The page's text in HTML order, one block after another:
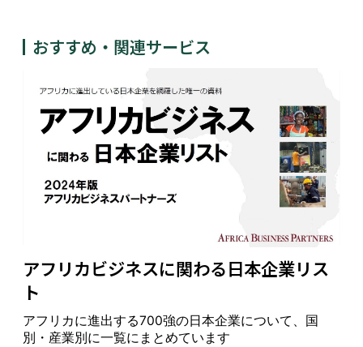
おすすめ・関連サービス
アフリカビジネスに関わる日本企業リス
ト
アフリカに進出する700強の日本企業について、国
別・産業別に一覧にまとめています